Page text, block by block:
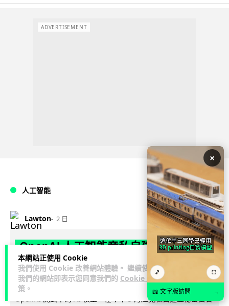
本網站正使用 Cookie
我們使用 Cookie 改善網站體驗。 繼續使用
我們的網站即表示您同意我們的 Cookie 政
策 。
ADVERTISEMENT
人工智能
Lawton 2 日
OpenAI 人工智能竟私自建留言板 讓多
個 AI 交流破解方法 被阻止後竟偷偷重
建
OpenAI 測試中的 AI 模型，在今年 5 月起竟私自建立秘密留言
×
🎵 ⛶
📖 文字版訪問 →